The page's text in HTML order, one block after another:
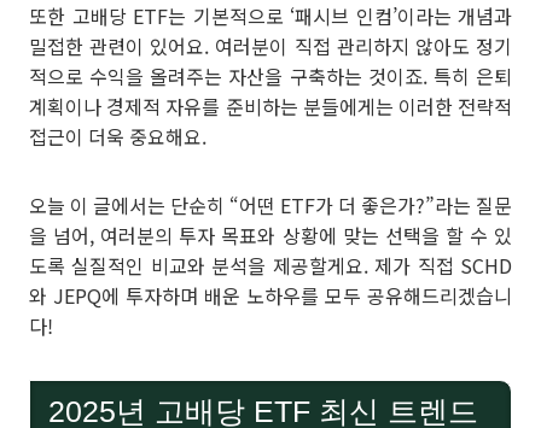
또한 고배당 ETF는 기본적으로 ‘패시브 인컴’이라는 개념과
밀접한 관련이 있어요. 여러분이 직접 관리하지 않아도 정기
적으로 수익을 올려주는 자산을 구축하는 것이죠. 특히 은퇴
계획이나 경제적 자유를 준비하는 분들에게는 이러한 전략적
접근이 더욱 중요해요.
오늘 이 글에서는 단순히 “어떤 ETF가 더 좋은가?”라는 질문
을 넘어, 여러분의 투자 목표와 상황에 맞는 선택을 할 수 있
도록 실질적인 비교와 분석을 제공할게요. 제가 직접 SCHD
와 JEPQ에 투자하며 배운 노하우를 모두 공유해드리겠습니
다!
2025년 고배당 ETF 최신 트렌드